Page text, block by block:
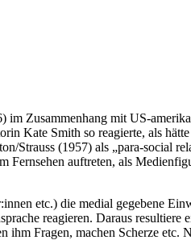
im Zusammenhang mit US-
Kate Smith so reagierte, als
Strauss (1957) als „para-social
auftreten, als
etc.) die medial gegebene
reagieren. Daraus
Fragen, machen Scherze